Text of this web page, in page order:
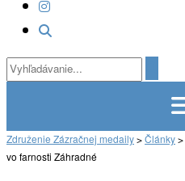
Združenie Zázračnej medaily>Články>
vo farnosti Záhradné